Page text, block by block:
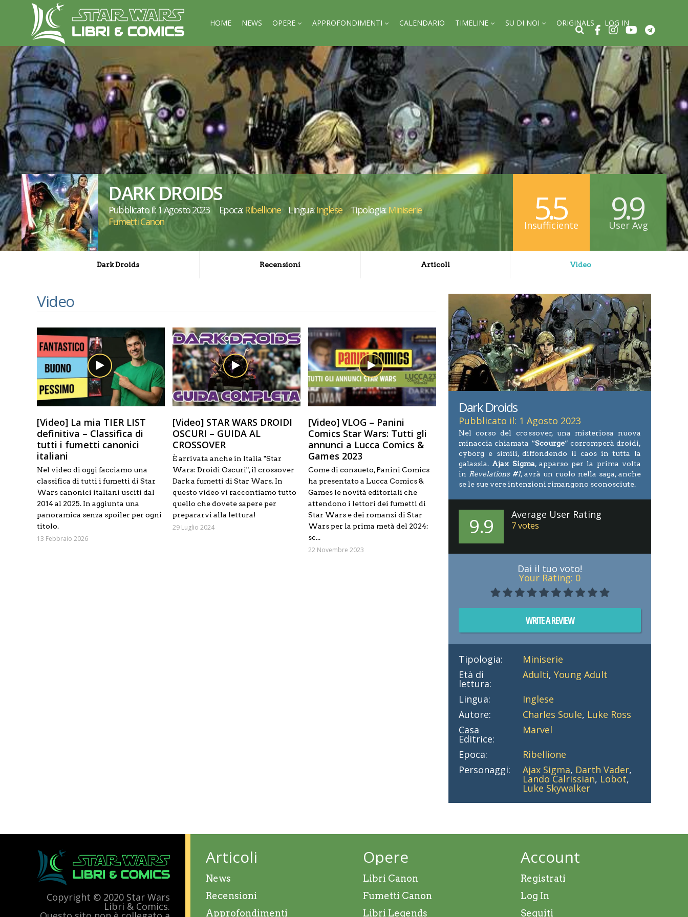
HOME NEWS OPERE APPROFONDIMENTI CALENDARIO TIMELINE SU DI NOI ORIGINALS LOG IN
DARK DROIDS
Pubblicato il: 1 Agosto 2023 Epoca: Ribellione Lingua:Inglese Tipologia:Miniserie
Fumetti Canon
5.5
Insufficiente 9.9
User Avg
Dark Droids Recensioni Articoli Video
Video
[Video] La mia TIER LIST
definitiva – Classifica di
tutti i fumetti canonici
italiani
Nel video di oggi facciamo una
classifica di tutti i fumetti di Star
Wars canonici italiani usciti dal
2014 al 2025. In aggiunta una
panoramica senza spoiler per ogni
titolo.
13 Febbraio 2026
[Video] STAR WARS DROIDI
OSCURI – GUIDA AL
CROSSOVER
È arrivata anche in Italia "Star
Wars: Droidi Oscuri", il crossover
Dark a fumetti di Star Wars. In
questo video vi raccontiamo tutto
quello che dovete sapere per
prepararvi alla lettura!
29 Luglio 2024
[Video] VLOG – Panini
Comics Star Wars: Tutti gli
annunci a Lucca Comics &
Games 2023
Come di consueto, Panini Comics
ha presentato a Lucca Comics &
Games le novità editoriali che
attendono i lettori dei fumetti di
Star Wars e dei romanzi di Star
Wars per la prima metà del 2024:
sc...
22 Novembre 2023
Dark Droids
Pubblicato il: 1 Agosto 2023
Nel corso del crossover, una misteriosa nuova
minaccia chiamata “Scourge” corromperà droidi,
cyborg e simili, diffondendo il caos in tutta la
galassia. Ajax Sigma, apparso per la prima volta
in Revelations #1, avrà un ruolo nella saga, anche
se le sue vere intenzioni rimangono sconosciute.
9.9 Average User Rating
7votes
Dai il tuo voto!
Your Rating: 0
WRITE A REVIEW
Tipologia:
Miniserie
Età di
lettura:
Adulti, Young Adult
Lingua:
Inglese
Autore:
Charles Soule, Luke Ross
Casa
Editrice:
Marvel
Epoca:
Ribellione
Personaggi:
Ajax Sigma, Darth Vader,
Lando Calrissian, Lobot,
Luke Skywalker
Copyright © 2020 Star Wars
Libri & Comics.
Articoli
News
Recensioni
Approfondimenti
Opere
Libri Canon
Fumetti Canon
Libri Legends
Account
Registrati
Log In
Seguiti